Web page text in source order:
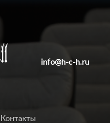
info@h-c-h.ru
Контакты